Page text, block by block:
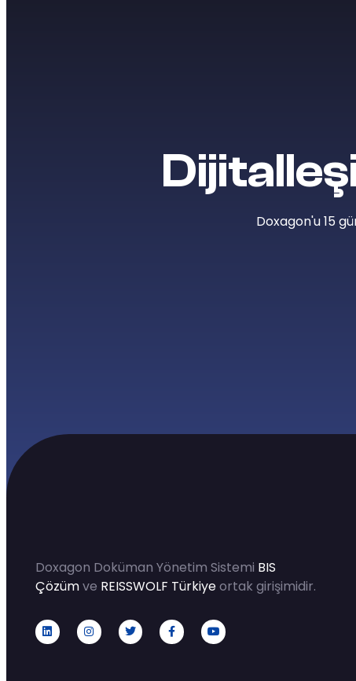
Doxagon'u 15
Doxagon Doküman Yönetim Sistemi BIS
Çözümve REISSWOLF Türkiyeortak girişimidir.